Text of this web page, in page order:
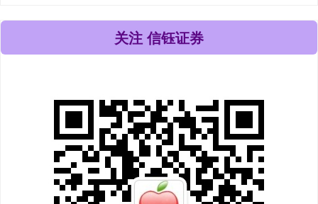
关注 信钰证券